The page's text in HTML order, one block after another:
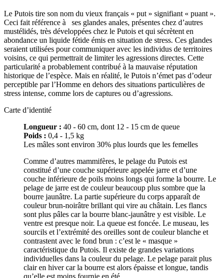
Le Putois tire son nom du vieux français « put » signifiant « puant ».
Ceci fait référence à ses glandes anales, présentes chez d’autres
mustélidés, très développées chez le Putois et qui sécrètent en
abondance un liquide fétide émis en situation de stress. Ces glandes
seraient utilisées pour communiquer avec les individus de territoires
voisins, ce qui permettrait de limiter les agressions directes. Cette
particularité a probablement contribué à la mauvaise réputation
historique de l’espèce. Mais en réalité, le Putois n’émet pas d’odeur
perceptible par l’Homme en dehors des situations particulières de
stress intense, comme lors de captures ou d’agressions.
Carte d’identité
Longueur : 40 - 60 cm, dont 12 - 15 cm de queue
Poids : 0,4 - 1,5 kg
Les mâles sont environ 30% plus lourds que les femelles
Comme d’autres mammifères, le pelage du Putois est
constitué d’une couche supérieure appelée jarre et d’une
couche inférieure de poils moins longs qui forme la bourre. Le
pelage de jarre est de couleur beaucoup plus sombre que la
bourre jaunâtre. La partie supérieure du corps apparaît de
couleur brun-noirâtre brillant qui vire au châtain. Les flancs
sont plus pâles car la bourre blanc-jaunâtre y est visible. Le
ventre est presque noir. La queue est foncée. Le museau, les
sourcils et l’extrémité des oreilles sont de couleur blanche et
contrastent avec le fond brun : c’est le « masque »
caractéristique du Putois. Il existe de grandes variations
individuelles dans la couleur du pelage. Le pelage parait plus
clair en hiver car la bourre est alors épaisse et longue, tandis